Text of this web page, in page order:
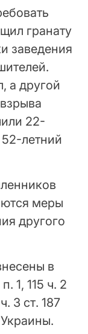
гранату
заведения
а другой
22-
летний
меры
другого
в
1, 115 ч. 2
3 ст. 187